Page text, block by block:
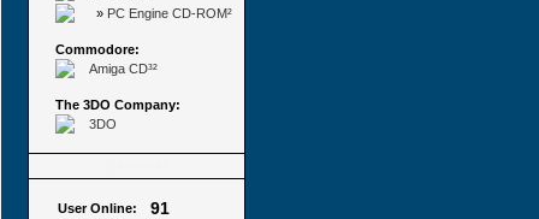
» PC Engine CD-ROM²
Commodore:
Amiga CD³²
The 3DO Company:
3DO
User Online: 91